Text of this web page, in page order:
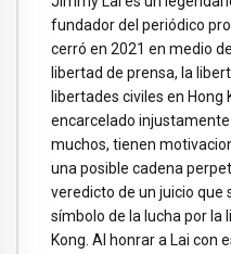
fundador del periódico
cerró en 2021 en medio
libertad de prensa, la
libertades civiles en Hong
encarcelado
muchos, tienen
una posible cadena
veredicto de un juicio que
símbolo de la lucha por la
Kong. Al honrar a Lai con